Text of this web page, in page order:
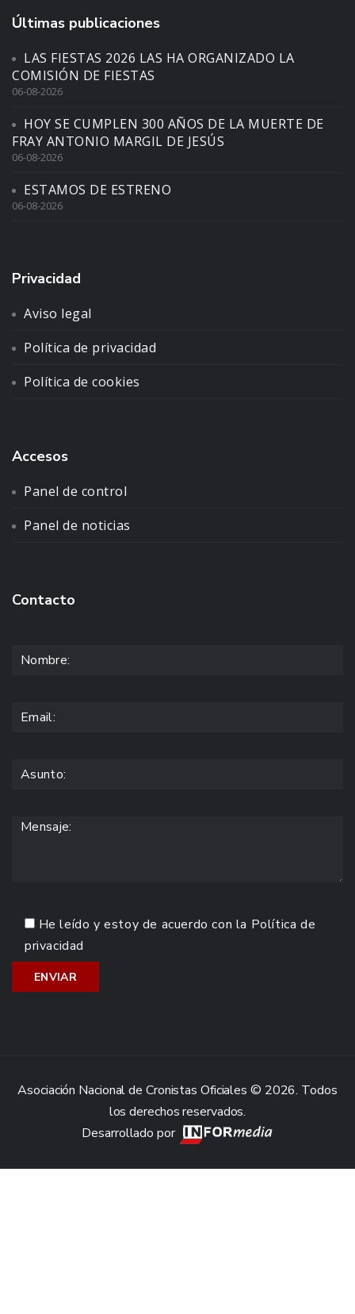
Últimas publicaciones
LAS FIESTAS 2026 LAS HA ORGANIZADO LA
COMISIÓN DE FIESTAS
06-08-2026
HOY SE CUMPLEN 300 AÑOS DE LA MUERTE DE
FRAY ANTONIO MARGIL DE JESÚS
06-08-2026
ESTAMOS DE ESTRENO
06-08-2026
Privacidad
Aviso legal
Política de privacidad
Política de cookies
Accesos
Panel de control
Panel de noticias
Contacto
He leído y estoy de acuerdo con la Política de
privacidad
Asociación Nacional de Cronistas Oficiales © 2026. Todos
los derechos reservados.
Desarrollado por